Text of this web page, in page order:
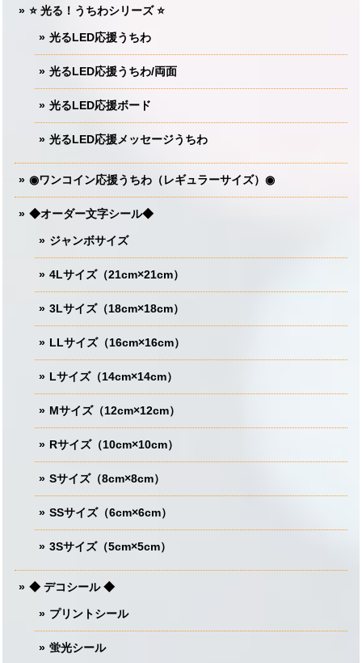
⭐️ 光る！うちわシリーズ ⭐️
光るLED応援うちわ
光るLED応援うちわ/両面
光るLED応援ボード
光るLED応援メッセージうちわ
◉ワンコイン応援うちわ（レギュラーサイズ）◉
◆オーダー文字シール◆
ジャンボサイズ
4Lサイズ（21cm×21cm）
3Lサイズ（18cm×18cm）
LLサイズ（16cm×16cm）
Lサイズ（14cm×14cm）
Mサイズ（12cm×12cm）
Rサイズ（10cm×10cm）
Sサイズ（8cm×8cm）
SSサイズ（6cm×6cm）
3Sサイズ（5cm×5cm）
◆ デコシール ◆
プリントシール
蛍光シール